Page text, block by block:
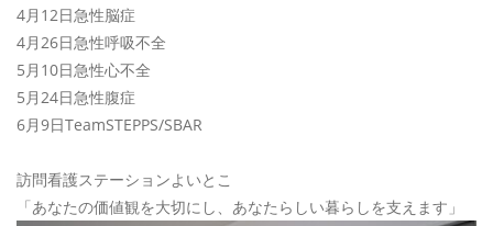
4月12日急性脳症
4月26日急性呼吸不全
5月10日急性心不全
5月24日急性腹症
6月9日TeamSTEPPS/SBAR
訪問看護ステーションよいとこ
「あなたの価値観を大切にし、あなたらしい暮らしを支えます」